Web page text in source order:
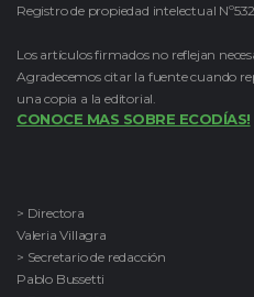
Registro de propiedad intelectual
Los artículos firmados no reflejan
Agradecemos citar la fuente cuando
una copia a la editorial.
CONOCE MAS SOBRE ECODÍAS!
> Directora
Valeria Villagra
> Secretario de redacción
Pablo Bussetti